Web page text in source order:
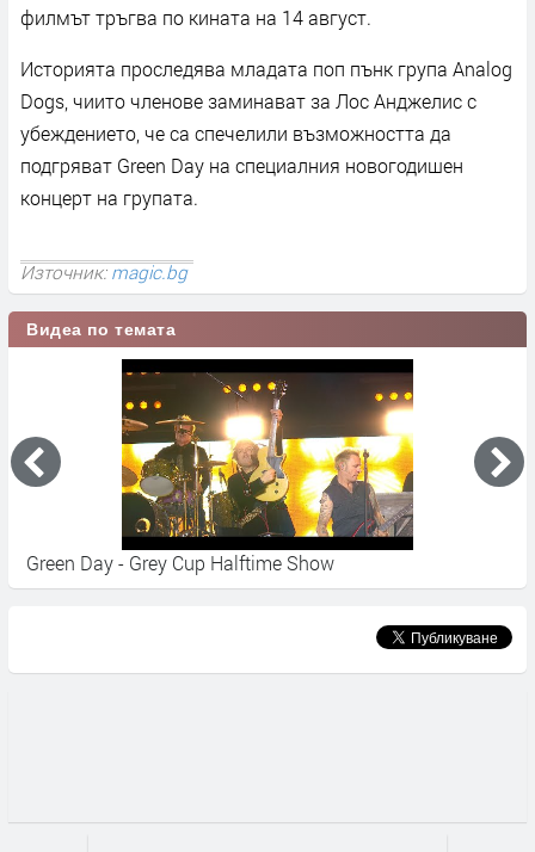
филмът тръгва по кината на 14 август.
Историята проследява младата поп пънк група Analog
Dogs, чиито членове заминават за Лос Анджелис с
убеждението, че са спечелили възможността да
подгряват Green Day на специалния новогодишен
концерт на групата.
Източник: magic.bg
Видеа по темата
Green Day - Grey Cup Halftime Show